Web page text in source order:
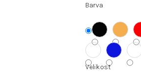
Barva
Velikost